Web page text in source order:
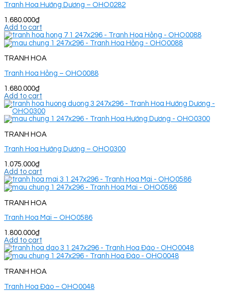
Tranh Hoa Hướng Dương – OHO0282
1.680.000₫
Add to cart
TRANH HOA
Tranh Hoa Hồng – OHO0088
1.680.000₫
Add to cart
TRANH HOA
Tranh Hoa Hướng Dương – OHO0300
1.075.000₫
Add to cart
TRANH HOA
Tranh Hoa Mai – OHO0586
1.800.000₫
Add to cart
TRANH HOA
Tranh Hoa Đào – OHO0048